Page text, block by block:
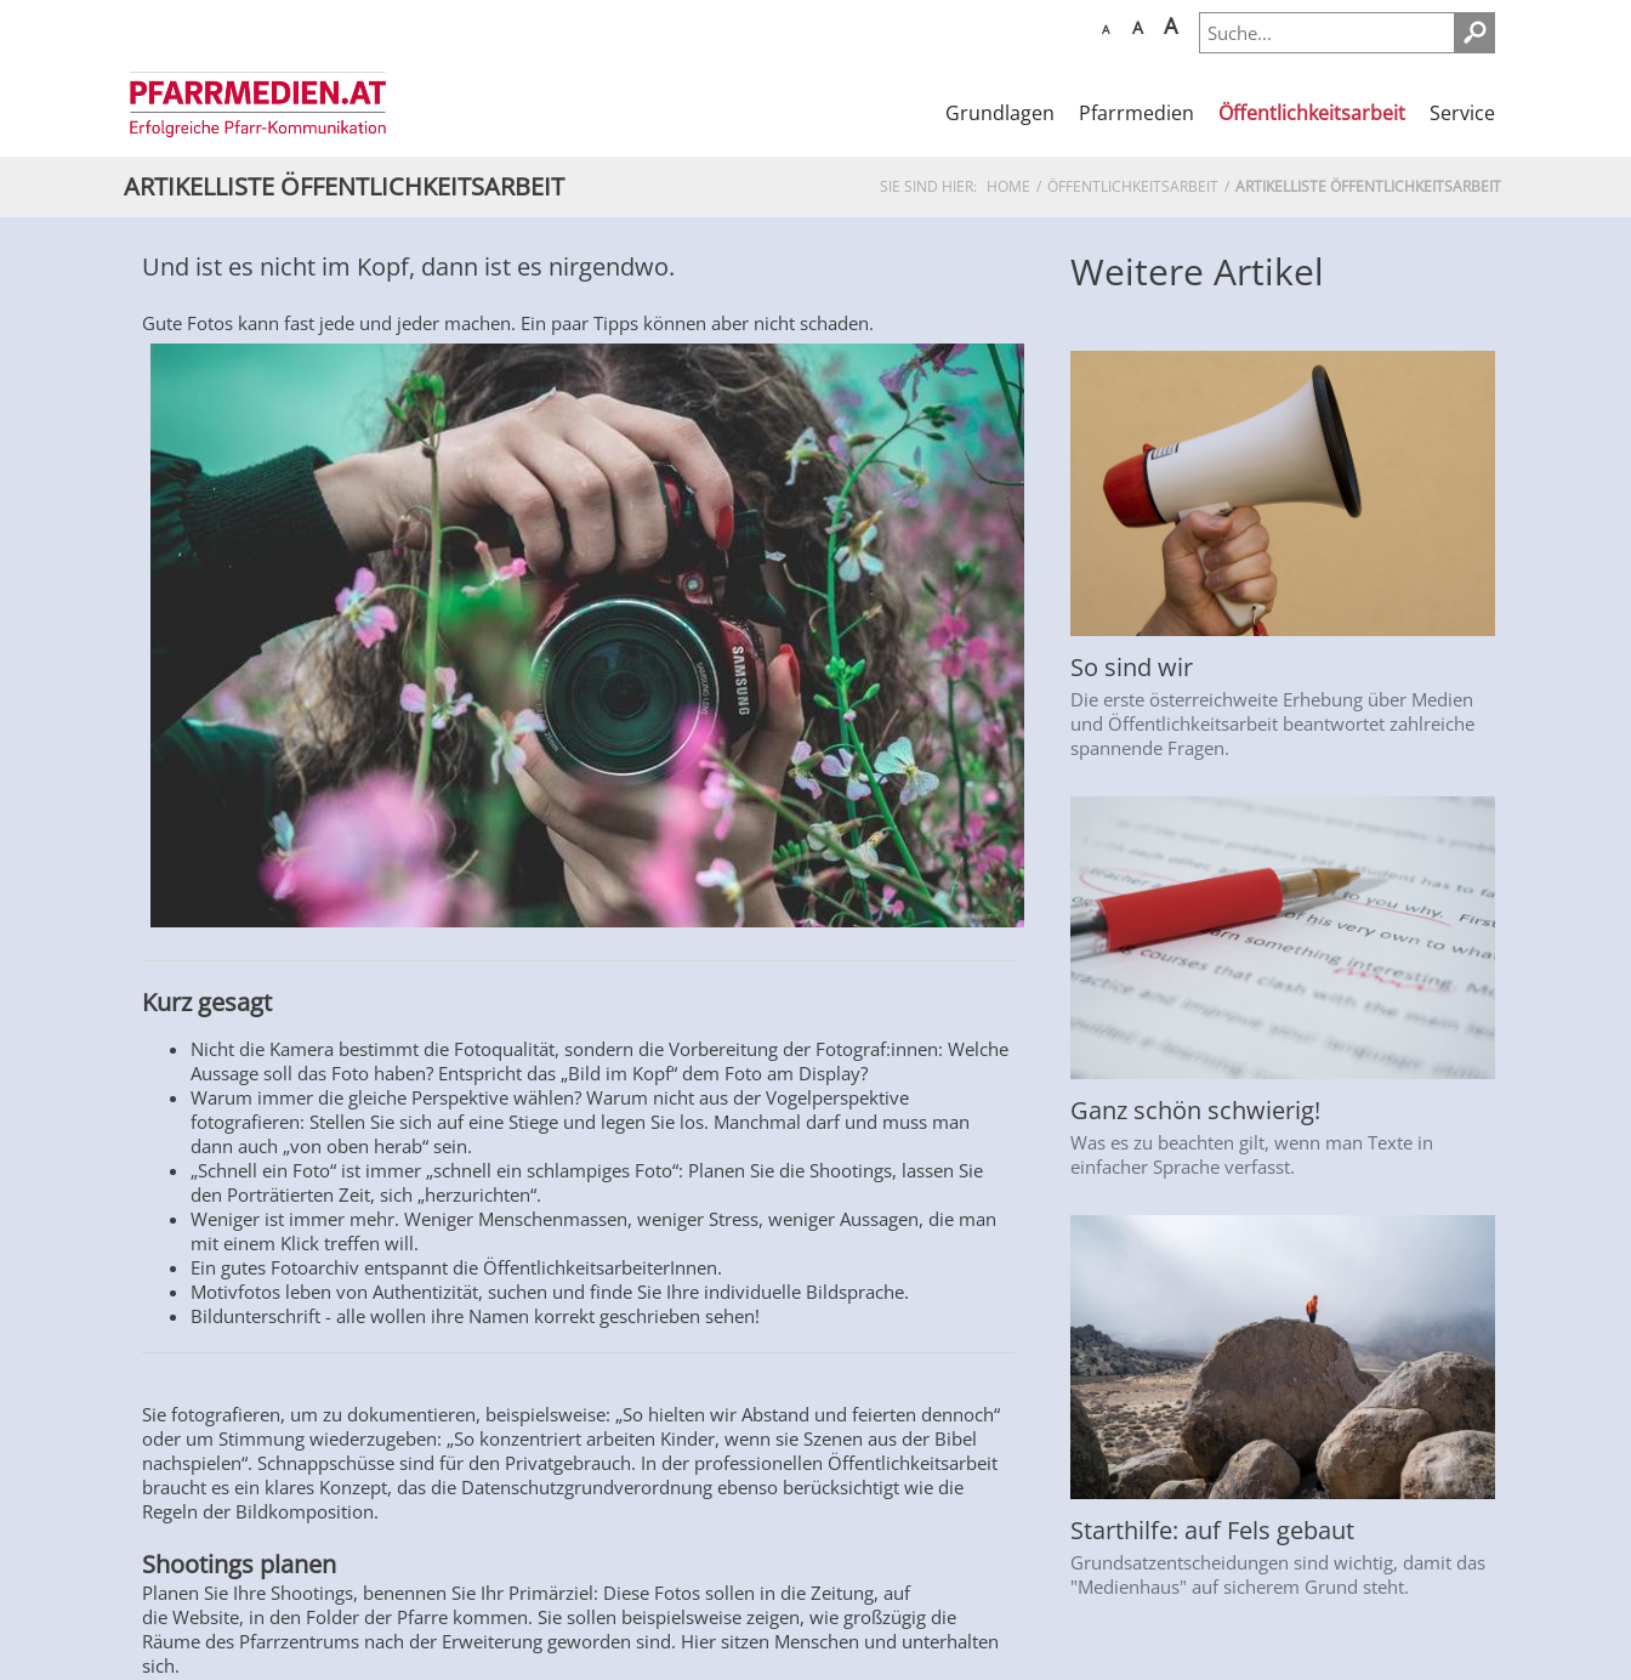
A A A
Grundlagen Pfarrmedien Öffentlichkeitsarbeit Service
ARTIKELLISTE ÖFFENTLICHKEITSARBEIT SIE SIND HIER: HOME ÖFFENTLICHKEITSARBEIT ARTIKELLISTE ÖFFENTLICHKEITSARBEIT
Und ist es nicht im Kopf, dann ist es nirgendwo.
Gute Fotos kann fast jede und jeder machen. Ein paar Tipps können aber nicht schaden.
Kurz gesagt
Nicht die Kamera bestimmt die Fotoqualität, sondern die Vorbereitung der Fotograf:innen: Welche
Aussage soll das Foto haben? Entspricht das „Bild im Kopf“ dem Foto am Display?
Warum immer die gleiche Perspektive wählen? Warum nicht aus der Vogelperspektive
fotografieren: Stellen Sie sich auf eine Stiege und legen Sie los. Manchmal darf und muss man
dann auch „von oben herab“ sein.
„Schnell ein Foto“ ist immer „schnell ein schlampiges Foto“: Planen Sie die Shootings, lassen Sie
den Porträtierten Zeit, sich „herzurichten“.
Weniger ist immer mehr. Weniger Menschenmassen, weniger Stress, weniger Aussagen, die man
mit einem Klick treffen will.
Ein gutes Fotoarchiv entspannt die ÖffentlichkeitsarbeiterInnen.
Motivfotos leben von Authentizität, suchen und finde Sie Ihre individuelle Bildsprache.
Bildunterschrift - alle wollen ihre Namen korrekt geschrieben sehen!
Sie fotografieren, um zu dokumentieren, beispielsweise: „So hielten wir Abstand und feierten dennoch“
oder um Stimmung wiederzugeben: „So konzentriert arbeiten Kinder, wenn sie Szenen aus der Bibel
nachspielen“. Schnappschüsse sind für den Privatgebrauch. In der professionellen Öffentlichkeitsarbeit
braucht es ein klares Konzept, das die Datenschutzgrundverordnung ebenso berücksichtigt wie die
Regeln der Bildkomposition.
Shootings planen
Planen Sie Ihre Shootings, benennen Sie Ihr Primärziel: Diese Fotos sollen in die Zeitung, auf
die Website, in den Folder der Pfarre kommen. Sie sollen beispielsweise zeigen, wie großzügig die
Räume des Pfarrzentrums nach der Erweiterung geworden sind. Hier sitzen Menschen und unterhalten
sich.
Weitere Artikel
So sind wir
Die erste österreichweite Erhebung über Medien
und Öffentlichkeitsarbeit beantwortet zahlreiche
spannende Fragen.
Ganz schön schwierig!
Was es zu beachten gilt, wenn man Texte in
einfacher Sprache verfasst.
Starthilfe: auf Fels gebaut
Grundsatzentscheidungen sind wichtig, damit das
"Medienhaus" auf sicherem Grund steht.